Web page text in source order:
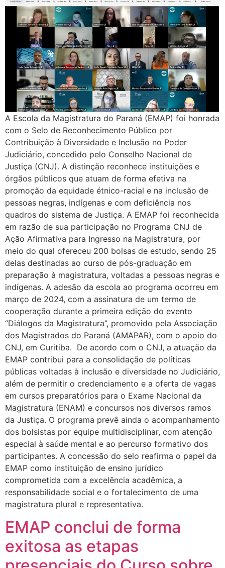
A Escola da Magistratura do Paraná (EMAP) foi honrada
com o Selo de Reconhecimento Público por
Contribuição à Diversidade e Inclusão no Poder
Judiciário, concedido pelo Conselho Nacional de
Justiça (CNJ). A distinção reconhece instituições e
órgãos públicos que atuam de forma efetiva na
promoção da equidade étnico-racial e na inclusão de
pessoas negras, indígenas e com deficiência nos
quadros do sistema de Justiça. A EMAP foi reconhecida
em razão de sua participação no Programa CNJ de
Ação Afirmativa para Ingresso na Magistratura, por
meio do qual ofereceu 200 bolsas de estudo, sendo 25
delas destinadas ao curso de pós-graduação em
preparação à magistratura, voltadas a pessoas negras e
indígenas. A adesão da escola ao programa ocorreu em
março de 2024, com a assinatura de um termo de
cooperação durante a primeira edição do evento
“Diálogos da Magistratura”, promovido pela Associação
dos Magistrados do Paraná (AMAPAR), com o apoio do
CNJ, em Curitiba. De acordo com o CNJ, a atuação da
EMAP contribui para a consolidação de políticas
públicas voltadas à inclusão e diversidade no Judiciário,
além de permitir o credenciamento e a oferta de vagas
em cursos preparatórios para o Exame Nacional da
Magistratura (ENAM) e concursos nos diversos ramos
da Justiça. O programa prevê ainda o acompanhamento
dos bolsistas por equipe multidisciplinar, com atenção
especial à saúde mental e ao percurso formativo dos
participantes. A concessão do selo reafirma o papel da
EMAP como instituição de ensino jurídico
comprometida com a excelência acadêmica, a
responsabilidade social e o fortalecimento de uma
magistratura plural e representativa.
EMAP conclui de forma
exitosa as etapas